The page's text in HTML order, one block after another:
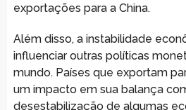
exportações para a China.
Além disso, a instabilidade
influenciar outras políticas
mundo. Países que exportam
um impacto em sua balança
desestabilização de algumas